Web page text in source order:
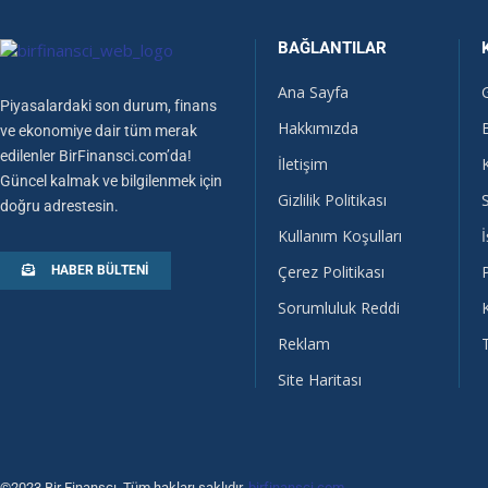
Piyasalardaki son durum, finans
ve ekonomiye dair tüm merak
edilenler BirFinansci.com’da!
Güncel kalmak ve bilgilenmek için
doğru adrestesin.
HABER BÜLTENI
BAĞLANTILAR
Ana Sayfa
Hakkımızda
İletişim
Gizlilik Politikası
Kullanım Koşulları
Çerez Politikası
Sorumluluk Reddi
Reklam
Site Haritası